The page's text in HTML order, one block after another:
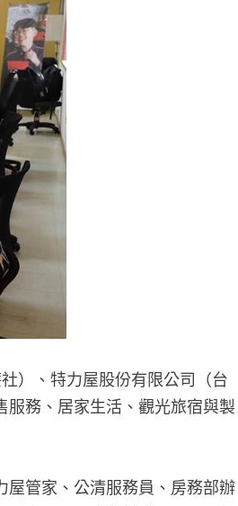
）、特力屋股份有限公司（台
務、居家生活、觀光旅宿與製
管家、公清服務員、房務部辦